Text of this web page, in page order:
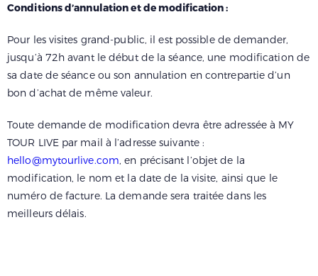
Conditions d’annulation et de modification :
Pour les visites grand-public, il est possible de demander,
jusqu’à 72h avant le début de la séance, une modification de
sa date de séance ou son annulation en contrepartie d’un
bon d’achat de même valeur.
Toute demande de modification devra être adressée à MY
TOUR LIVE par mail à l’adresse suivante :
hello@mytourlive.com, en précisant l’objet de la
modification, le nom et la date de la visite, ainsi que le
numéro de facture. La demande sera traitée dans les
meilleurs délais.